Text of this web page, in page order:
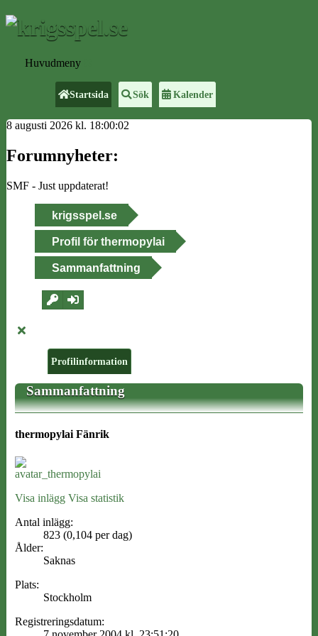
Huvudmeny
Startsida Sök Kalender
8 augusti 2026 kl. 18:00:02
Forumnyheter:
SMF - Just uppdaterat!
krigsspel.se
Profil för thermopylai
Sammanfattning
Profilinformation
Sammanfattning
thermopylai Fänrik
Visa inlägg Visa statistik
Antal inlägg:
823 (0,104 per dag)
Ålder:
Saknas
Plats:
Stockholm
Registreringsdatum: